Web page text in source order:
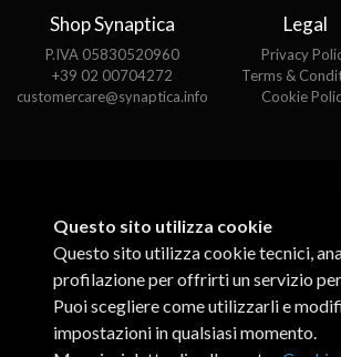
Shop Synaptica
P.IVA 05830520960
+39 02 00704272
customercare@synaptica.info
Legal
Privacy
Terms &
Cookie
Questo sito utilizza cookie
Questo sito utilizza cookie tecnici,
profilazione per offrirti un servizio
Puoi scegliere come utilizzarli e
impostazioni in qualsiasi momento.